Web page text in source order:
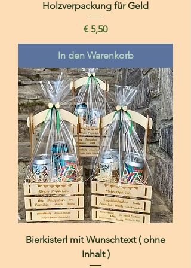
Holzverpackung für Geld
Preis
€ 5,50
In den Warenkorb
Bierkisterl mit Wunschtext ( ohne
Inhalt )